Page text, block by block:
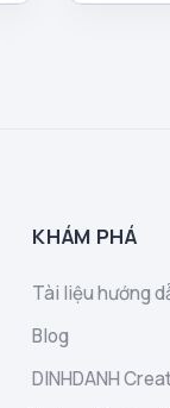
KHÁM PHÁ
Tài liệu hướng
Blog
DINHDANH